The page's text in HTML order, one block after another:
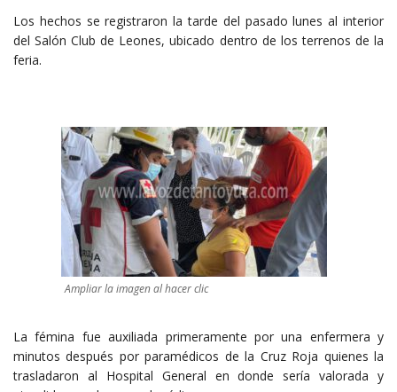
Los hechos se registraron la tarde del pasado lunes al interior
del Salón Club de Leones, ubicado dentro de los terrenos de la
feria.
Ampliar la imagen al hacer clic
La fémina fue auxiliada primeramente por una enfermera y
minutos después por paramédicos de la Cruz Roja quienes la
trasladaron al Hospital General en donde sería valorada y